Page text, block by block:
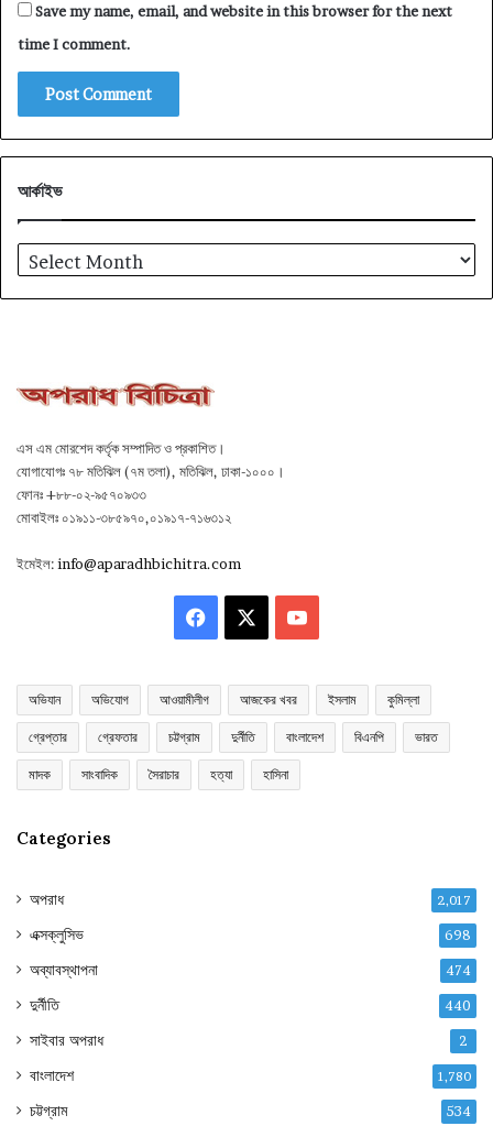
Save my name, email, and website in this browser for the next
time I comment.
আর্কাইভ
আর্কাইভ
এস এম মোরশেদ কর্তৃক সম্পাদিত ও প্রকাশিত।
যোগাযোগঃ ৭৮ মতিঝিল (৭ম তলা), মতিঝিল, ঢাকা-১০০০।
ফোনঃ +৮৮-০২-৯৫৭০৯৩৩
মোবাইলঃ ০১৯১১-৩৮৫৯৭০,০১৯১৭-৭১৬৩১২
ইমেইল:info@aparadhbichitra.com
Facebook YouTube
অভিযান অভিযোগ আওয়ামীলীগ আজকের খবর ইসলাম কুমিল্লা
গ্রেপ্তার গ্রেফতার চট্টগ্রাম দুর্নীতি বাংলাদেশ বিএনপি ভারত
মাদক সাংবাদিক সৈরাচার হত্যা হাসিনা
Categories
অপরাধ 2,017
এক্সক্লুসিভ 698
অব্যাবস্থাপনা 474
দুর্নীতি 440
সাইবার অপরাধ 2
বাংলাদেশ 1,780
চট্টগ্রাম 534